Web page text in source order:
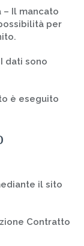
Il mancato
per
I dati sono
è eseguito
il sito
Contratto